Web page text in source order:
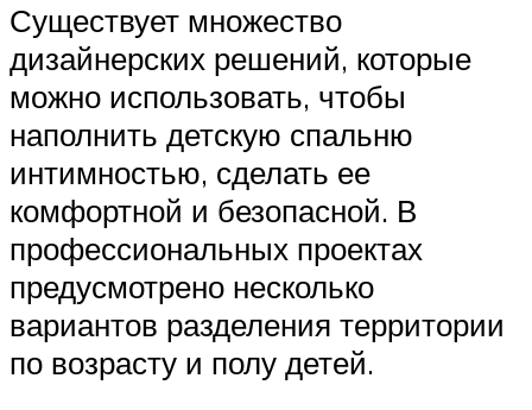
Существует множество
дизайнерских решений, которые
можно использовать, чтобы
наполнить детскую спальню
интимностью, сделать ее
комфортной и безопасной. В
профессиональных проектах
предусмотрено несколько
вариантов разделения территории
по возрасту и полу детей.